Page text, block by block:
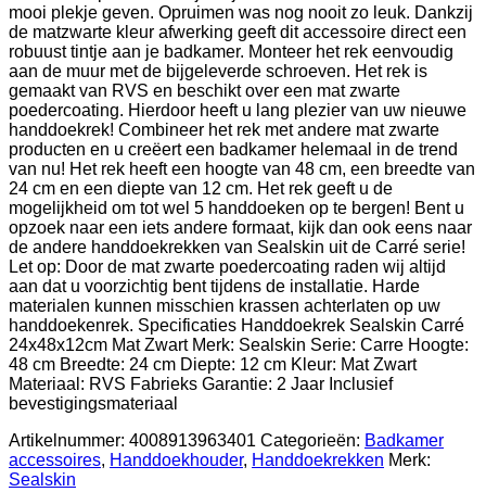
mooi plekje geven. Opruimen was nog nooit zo leuk. Dankzij
de matzwarte kleur afwerking geeft dit accessoire direct een
robuust tintje aan je badkamer. Monteer het rek eenvoudig
aan de muur met de bijgeleverde schroeven. Het rek is
gemaakt van RVS en beschikt over een mat zwarte
poedercoating. Hierdoor heeft u lang plezier van uw nieuwe
handdoekrek! Combineer het rek met andere mat zwarte
producten en u creëert een badkamer helemaal in de trend
van nu! Het rek heeft een hoogte van 48 cm, een breedte van
24 cm en een diepte van 12 cm. Het rek geeft u de
mogelijkheid om tot wel 5 handdoeken op te bergen! Bent u
opzoek naar een iets andere formaat, kijk dan ook eens naar
de andere handdoekrekken van Sealskin uit de Carré serie!
Let op: Door de mat zwarte poedercoating raden wij altijd
aan dat u voorzichtig bent tijdens de installatie. Harde
materialen kunnen misschien krassen achterlaten op uw
handdoekenrek. Specificaties Handdoekrek Sealskin Carré
24x48x12cm Mat Zwart Merk: Sealskin Serie: Carre Hoogte:
48 cm Breedte: 24 cm Diepte: 12 cm Kleur: Mat Zwart
Materiaal: RVS Fabrieks Garantie: 2 Jaar Inclusief
bevestigingsmateriaal
Artikelnummer: 4008913963401 Categorieën: Badkamer
accessoires, Handdoekhouder, Handdoekrekken Merk:
Sealskin